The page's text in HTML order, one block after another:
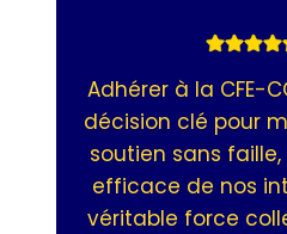
Adhérer à la CFE-
décision clé pour
soutien sans
efficace de nos
véritable force